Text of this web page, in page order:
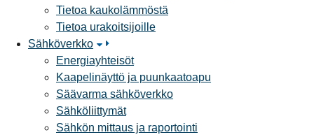
Tietoa kaukolämmöstä
Tietoa urakoitsijoille
Sähköverkko
Energiayhteisöt
Kaapelinäyttö ja puunkaatoapu
Säävarma sähköverkko
Sähköliittymät
Sähkön mittaus ja raportointi